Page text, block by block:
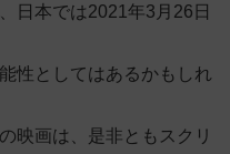
日本では2021年3月26日
性としてはあるかもしれ
映画は、是非ともスクリ